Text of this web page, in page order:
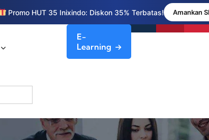
Promo HUT 35 Inixindo: Diskon 35% Terbatas! Amankan
E-
Learning